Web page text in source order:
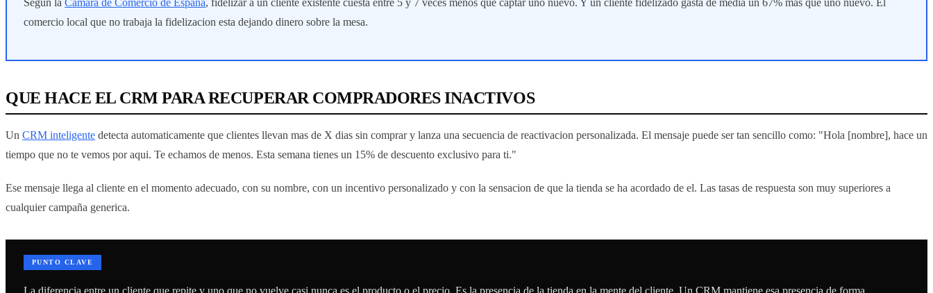
Segun la Camara de Comercio de Espana, fidelizar a un cliente existente cuesta entre 5 y 7 veces menos que captar uno nuevo. Y un cliente fidelizado gasta de media un 67% mas que uno nuevo. El
comercio local que no trabaja la fidelizacion esta dejando dinero sobre la mesa.
QUE HACE EL CRM PARA RECUPERAR COMPRADORES INACTIVOS
Un CRM inteligente detecta automaticamente que clientes llevan mas de X dias sin comprar y lanza una secuencia de reactivacion personalizada. El mensaje puede ser tan sencillo como: "Hola [nombre], hace un
tiempo que no te vemos por aqui. Te echamos de menos. Esta semana tienes un 15% de descuento exclusivo para ti."
Ese mensaje llega al cliente en el momento adecuado, con su nombre, con un incentivo personalizado y con la sensacion de que la tienda se ha acordado de el. Las tasas de respuesta son muy superiores a
cualquier campaña generica.
PUNTO CLAVE
La diferencia entre un cliente que repite y uno que no vuelve casi nunca es el producto o el precio. Es la presencia de la tienda en la mente del cliente. Un CRM mantiene esa presencia de forma